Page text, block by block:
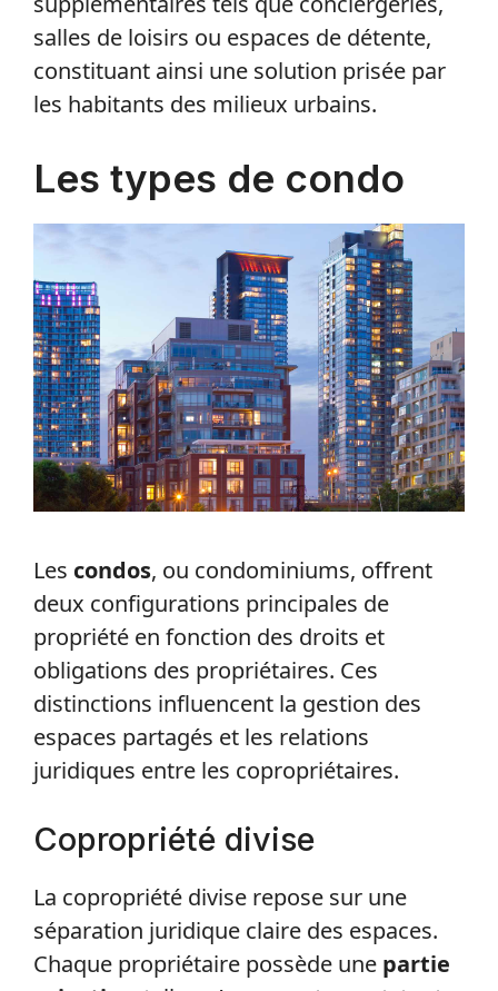
salles de loisirs ou espaces de détente,
constituant ainsi une solution prisée par
les habitants des milieux urbains.
Les types de condo
Les condos, ou condominiums, offrent
deux configurations principales de
propriété en fonction des droits et
obligations des propriétaires. Ces
distinctions influencent la gestion des
espaces partagés et les relations
juridiques entre les copropriétaires.
Copropriété divise
La copropriété divise repose sur une
séparation juridique claire des espaces.
Chaque propriétaire possède une partie